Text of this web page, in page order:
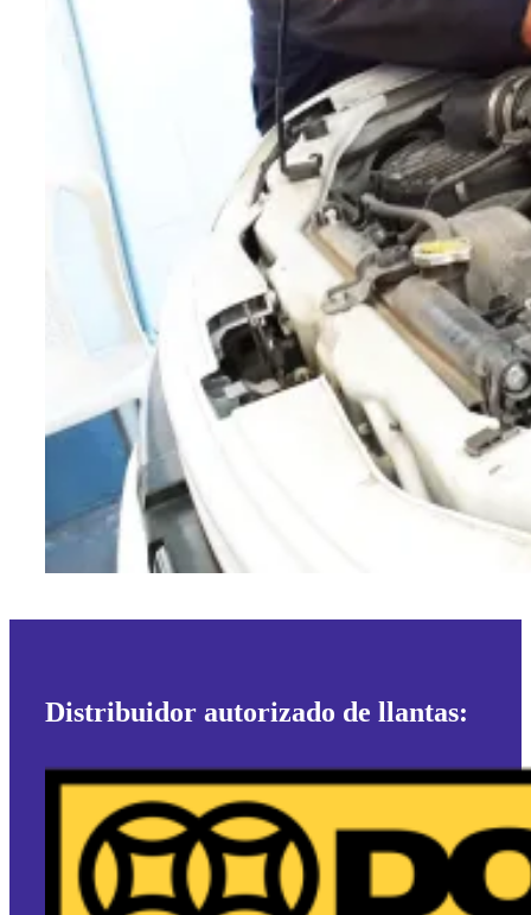
Distribuidor autorizado de llantas: